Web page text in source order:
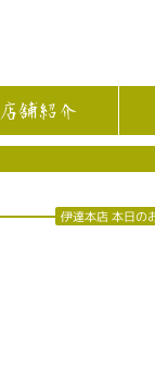
店舗紹介
伊達本店 本日の